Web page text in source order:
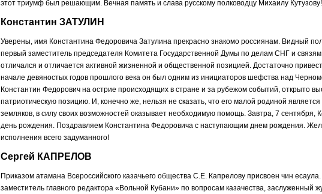
этот триумф был решающим. Вечная память и слава русскому полководцу Михаилу Кутузову!
Константин ЗАТУЛИН
Уверены, имя Константина Федоровича Затулина прекрасно знакомо россиянам. Видный
первый заместитель председателя Комитета Государственной Думы по делам СНГ и связям
отличался и отличается активной жизненной и общественной позицией. Достаточно
начале девяностых годов прошлого века он был одним из инициаторов шефства над
Константин Федорович на острие происходящих в стране и за рубежом событий, открыто
патриотическую позицию. И, конечно же, нельзя не сказать, что его малой родиной
земляков, в силу своих возможностей оказывает необходимую помощь. Завтра, 7 сентября,
день рождения. Поздравляем Константина Федоровича с наступающим днем рождения.
исполнения всего задуманного!
Сергей КАПРЕЛОВ
Приказом атамана Всероссийского казачьего общества С.Е. Капрелову присвоен чин
заместитель главного редактора «Вольной Кубани» по вопросам казачества, заслуженный